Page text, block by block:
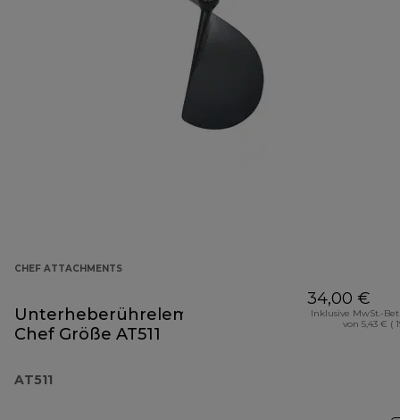
CHEF ATTACHMENTS
Unterheberührelement
Chef Größe AT511
AT511
34,00 €
Inklusive MwSt.-
von 5,43 € (